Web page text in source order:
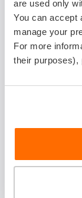
are used only
You can accept
manage your
For more
their purposes),
veselību.
Pēdējos gados
uzmanība, jo
nopietnu
arvien
Kā